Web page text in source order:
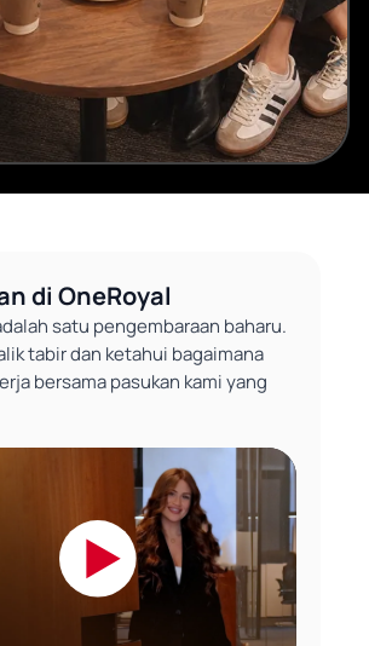
di OneRoyal
satu pengembaraan baharu.
tabir dan ketahui bagaimana
bersama pasukan kami yang